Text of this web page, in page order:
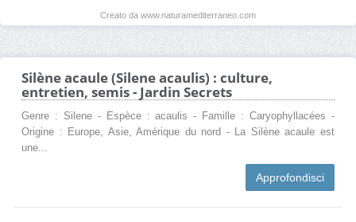
Creato da www.naturamediterraneo.com
Silène acaule (Silene acaulis) : culture,
entretien, semis - Jardin Secrets
Genre : Silene - Espèce : acaulis - Famille : Caryophyllacées -
Origine : Europe, Asie, Amérique du nord - La Silène acaule est
une...
Approfondisci